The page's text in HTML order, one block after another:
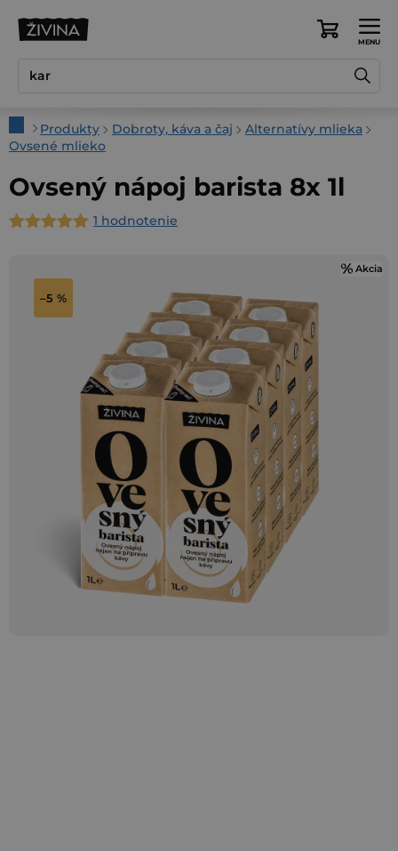
Nákupný
DomovProdukty Dobroty, káva a čaj
Alternatívy mlieka
Ovsené mlieko
Ovsený nápoj barista 8x 1l
Priemerné
hviezdičiek.
1 hodnotenie
Akcia
–5 %